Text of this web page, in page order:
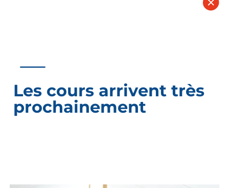
Les cours arrivent très
prochainement